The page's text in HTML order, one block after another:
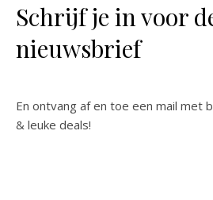
Schrijf je in voor
nieuwsbrief
En ontvang af en toe een mail met
& leuke deals!